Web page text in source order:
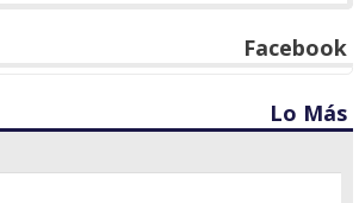
Facebook
Lo Más